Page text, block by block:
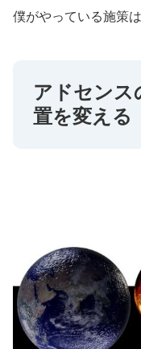
僕がやっている施策
アドセンス
置を変える